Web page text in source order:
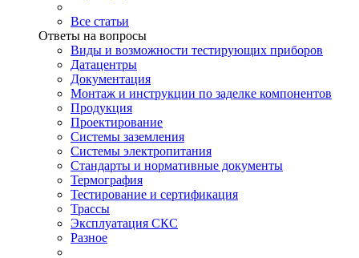
Все статьи
Ответы на вопросы
Виды и возможности тестирующих приборов
Датацентры
Документация
Монтаж и инструкции по заделке компонентов
Продукция
Проектирование
Системы заземления
Системы электропитания
Стандарты и нормативные документы
Термография
Тестирование и сертификация
Трассы
Эксплуатация СКС
Разное